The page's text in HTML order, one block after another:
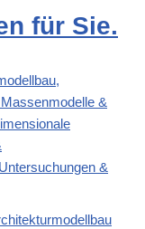
für Sie.
&
&